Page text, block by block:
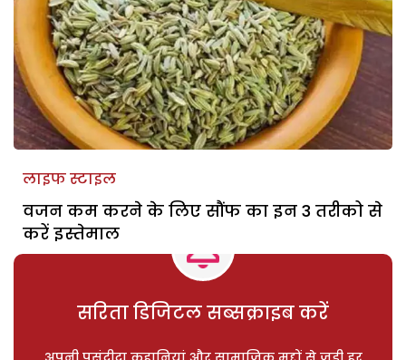
लाइफ स्टाइल
वजन कम करने के लिए सौंफ का इन 3 तरीको से
करें इस्तेमाल
सरिता डिजिटल सब्सक्राइब करें